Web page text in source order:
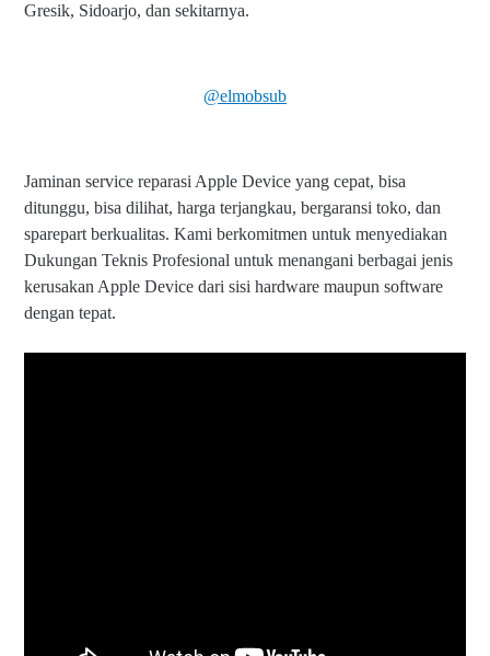
Gresik, Sidoarjo, dan sekitarnya.
@elmobsub
Jaminan service reparasi Apple Device yang cepat, bisa
ditunggu, bisa dilihat, harga terjangkau, bergaransi toko, dan
sparepart berkualitas. Kami berkomitmen untuk menyediakan
Dukungan Teknis Profesional untuk menangani berbagai jenis
kerusakan Apple Device dari sisi hardware maupun software
dengan tepat.